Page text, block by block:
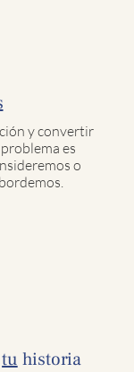
y convertir
es
o
tu historia